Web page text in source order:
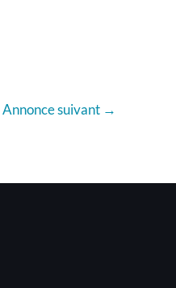
suivant →